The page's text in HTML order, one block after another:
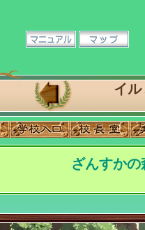
イ
ざんすか